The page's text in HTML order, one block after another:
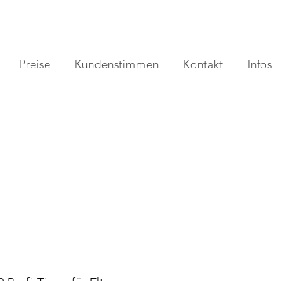
Preise Kundenstimmen Kontakt Infos